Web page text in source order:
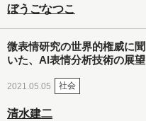
ぼうごなつこ
微表情研究の世界的権威に聞
いた、AI表情分析技術の展望
2021.05.05 社会
清水建二